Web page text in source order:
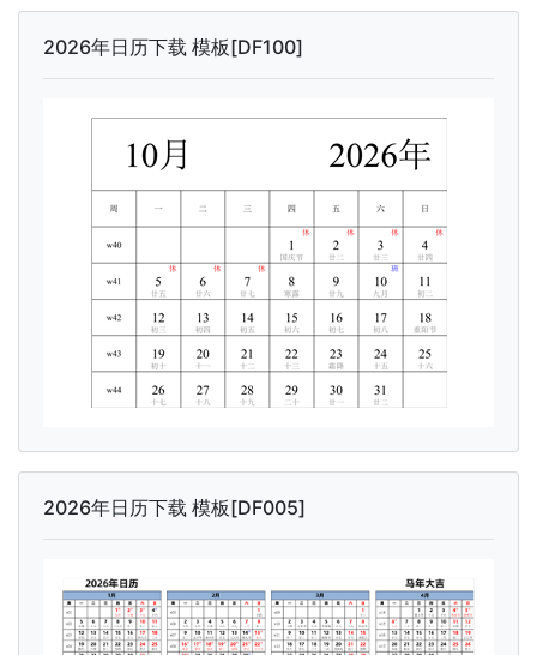
2026年日历下载 模板[DF100]
2026年日历下载 模板[DF005]